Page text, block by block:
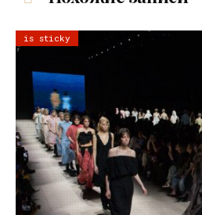
is sticky